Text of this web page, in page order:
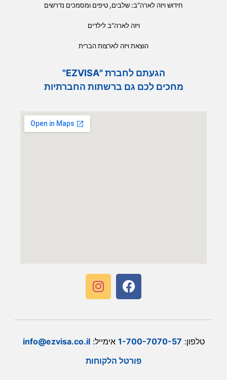
חידוש ויזה לארה”ב: שלבים, טיפים ומסמכים נדרשים
ויזה לארה”ב לילדים
הוצאת ויזה לארצות הברית
הגעתם לחברת "EZVISA"
מחכים לכם גם ברשתות החברתיות
טלפון: 1-700-7070-57 אימייל:info@ezvisa.co.il
פורטל הלקוחות